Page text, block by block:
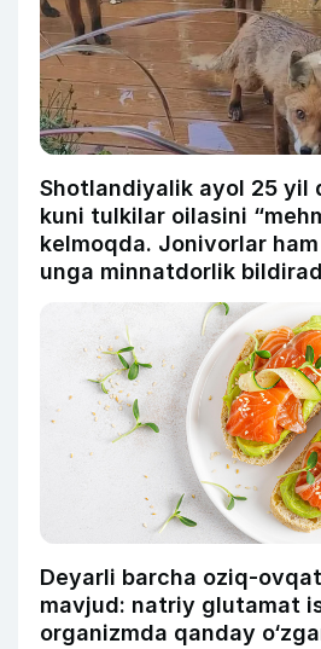
Shotlandiyalik ayol 25 yil
kuni tulkilar oilasini
kelmoqda. Jonivorlar
unga minnatdorlik
Deyarli barcha oziq-
mavjud: natriy glutamat
organizmda qanday